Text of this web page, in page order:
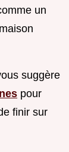
un
maison
suggère
pour
finir sur